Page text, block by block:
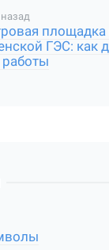
площадка
ГЭС: как